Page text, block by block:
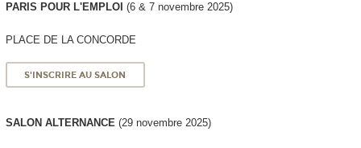
PARIS POUR L'EMPLOI (6 & 7 novembre 2025)
PLACE DE LA CONCORDE
S'INSCRIRE AU SALON
SALON ALTERNANCE (29 novembre 2025)